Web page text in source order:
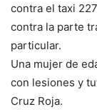
contra el taxi
contra la parte
particular.
Una mujer de
con lesiones y
Cruz Roja.